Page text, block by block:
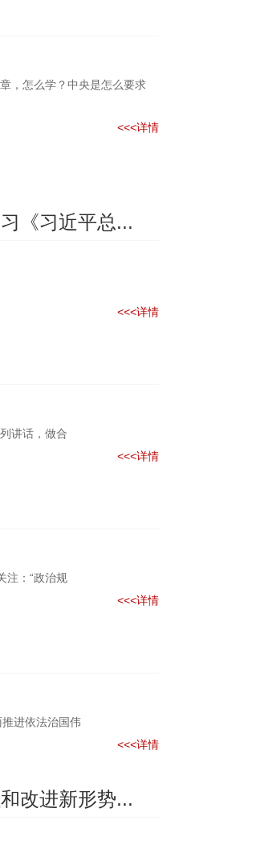
，怎么学？中央是怎么要求
<<<详情
《习近平总...
<<<详情
讲话，做合
<<<详情
注：“政治规
<<<详情
进依法治国伟
<<<详情
改进新形势...